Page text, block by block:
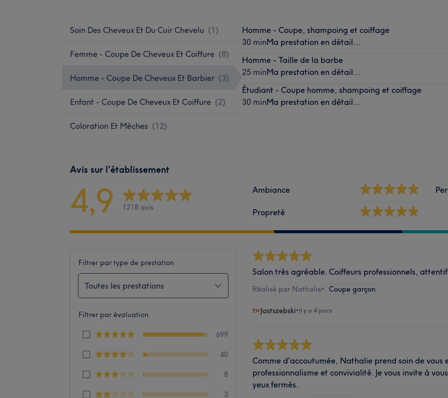
Soin Des Cheveux Et Du Cuir Chevelu (1)
Femme - Coupe De Cheveux Et Coiffure (8)
Homme - Coupe De Cheveux Et Barbier (3)
Enfant - Coupe De Cheveux Et Coiffure (2)
Coloration Et Mèches (12)
Homme - Coupe, shampoing et coiffage
30 minMa prestation en détail...
Homme - Taille de la barbe
25 minMa prestation en détail...
Étudiant - Coupe homme, shampoing et coiffage
30 minMa prestation en détail...
Avis sur l'établissement
4,9 1218 avis
Ambiance
Propreté
Filtrer par type de prestation
Toutes les prestations
Filtrer par évaluation
699
40
8
3
Salon très agréable. Coiffeurs professionnels,
Réalisé par Nathalie• Coupe garçon
Jastszebski•il y a 4 jours
Comme d'accoutumée, Nathalie prend soin de vous
professionnalisme et convivialité. Je vous invite à
yeux fermés.